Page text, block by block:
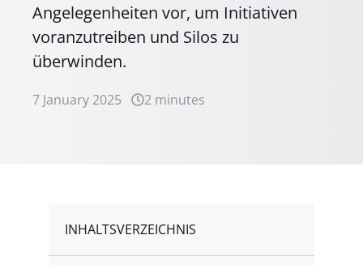
Angelegenheiten vor, um Initiativen
voranzutreiben und Silos zu
überwinden.
7 January 2025 2 minutes
INHALTSVERZEICHNIS